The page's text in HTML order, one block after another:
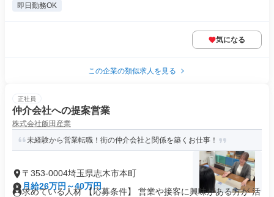
即日勤務OK
気になる
この企業の類似求人を見る
正社員
仲介会社への提案営業
株式会社飯田産業
未経験から営業転職！街の仲介会社と関係を築くお仕事！
〒353-0004埼玉県志木市本町
月給26万円～40万円
求めている人材 【応募条件】 営業や接客に興味がある方が 活